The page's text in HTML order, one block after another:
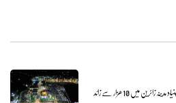
رمضان المبارک کی مناسبت سے روزانہ کی بنیاد مدینہ زائرین میں 10 ھزار سے زائد